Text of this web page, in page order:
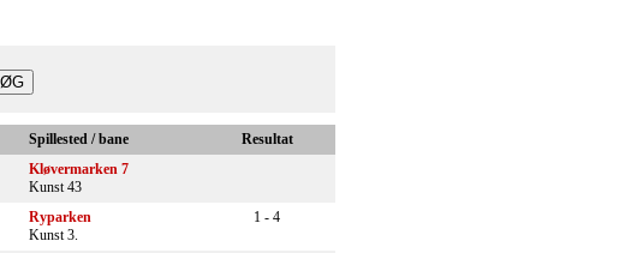
Spillested / bane
Resultat
Kløvermarken 7
Kunst 43
Ryparken
Kunst 3.
1 - 4